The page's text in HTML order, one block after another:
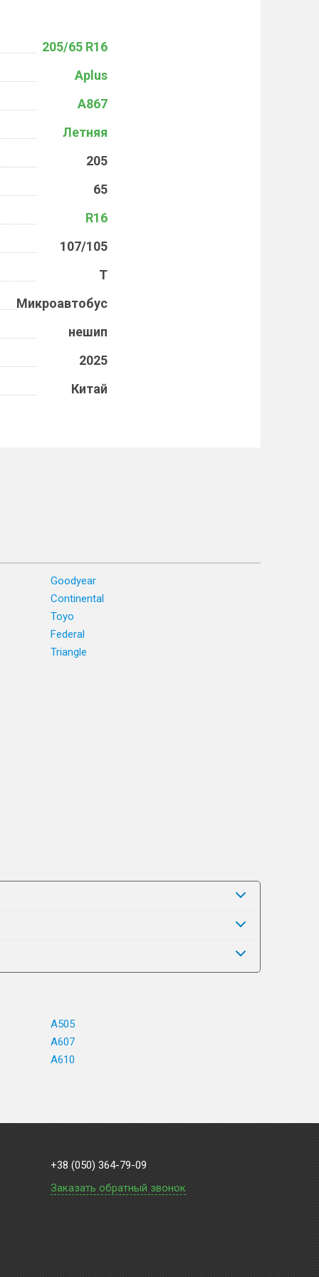
205/65 R16
Aplus
A867
Летняя
205
65
R16
107/105
T
Микроавтобус
нешип
2025
Китай
Goodyear
Continental
Toyo
Federal
Triangle
A505
A607
A610
+38 (050) 364-79-09
Заказать обратный звонок